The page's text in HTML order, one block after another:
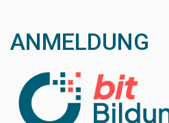
ANMELDUNG